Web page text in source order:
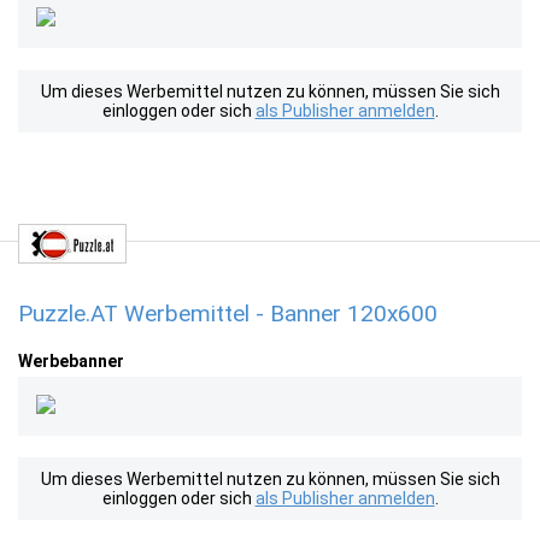
Um dieses Werbemittel nutzen zu können, müssen Sie sich
einloggen oder sich als Publisher anmelden
Puzzle.AT Werbemittel - Banner 120x600
Werbebanner
Um dieses Werbemittel nutzen zu können, müssen Sie sich
einloggen oder sich als Publisher anmelden